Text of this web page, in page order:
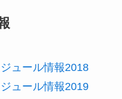
ュール情報2018
ュール情報2019